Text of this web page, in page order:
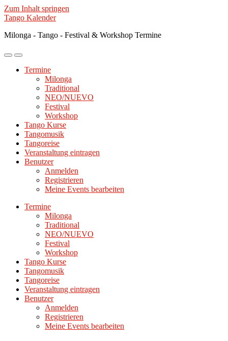
Zum Inhalt springen
Tango Kalender
Milonga - Tango - Festival & Workshop Termine
Mobile-
ein-/ausblenden
Suchfeld
ein-/ausblenden
Termine
Milonga
Traditional
NEO/NUEVO
Festival
Workshop
Tango Kurse
Tangomusik
Tangoreise
Veranstaltung eintragen
Benutzer
Anmelden
Registrieren
Meine Events bearbeiten
Termine
Milonga
Traditional
NEO/NUEVO
Festival
Workshop
Tango Kurse
Tangomusik
Tangoreise
Veranstaltung eintragen
Benutzer
Anmelden
Registrieren
Meine Events bearbeiten